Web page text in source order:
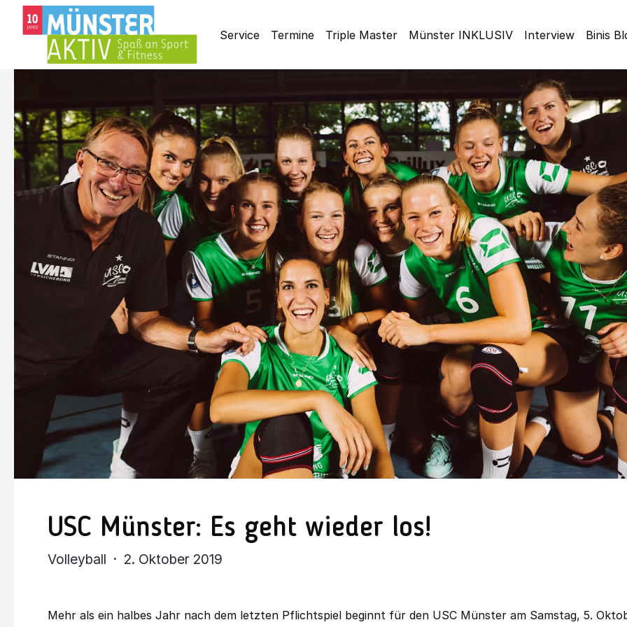
Service Termine Triple Master Münster INKLUSIV Interview Binis
USC Münster: Es geht wieder los!
Volleyball · 2. Oktober 2019
Mehr als ein halbes Jahr nach dem letzten Pflichtspiel beginnt für den USC Münster am Samstag, 5.